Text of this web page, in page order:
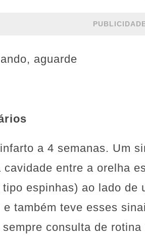
aguarde
a 4 semanas. Um
cavidade entre a orelha
espinhas) ao lado de
também teve esses
consulta de